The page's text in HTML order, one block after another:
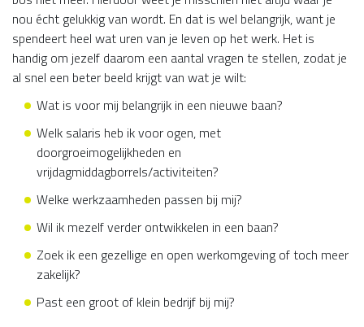
nou écht gelukkig van wordt. En dat is wel belangrijk, want je
spendeert heel wat uren van je leven op het werk. Het is
handig om jezelf daarom een aantal vragen te stellen, zodat je
al snel een beter beeld krijgt van wat je wilt:
Wat is voor mij belangrijk in een nieuwe baan?
Welk salaris heb ik voor ogen, met
doorgroeimogelijkheden en
vrijdagmiddagborrels/activiteiten?
Welke werkzaamheden passen bij mij?
Wil ik mezelf verder ontwikkelen in een baan?
Zoek ik een gezellige en open werkomgeving of toch meer
zakelijk?
Past een groot of klein bedrijf bij mij?